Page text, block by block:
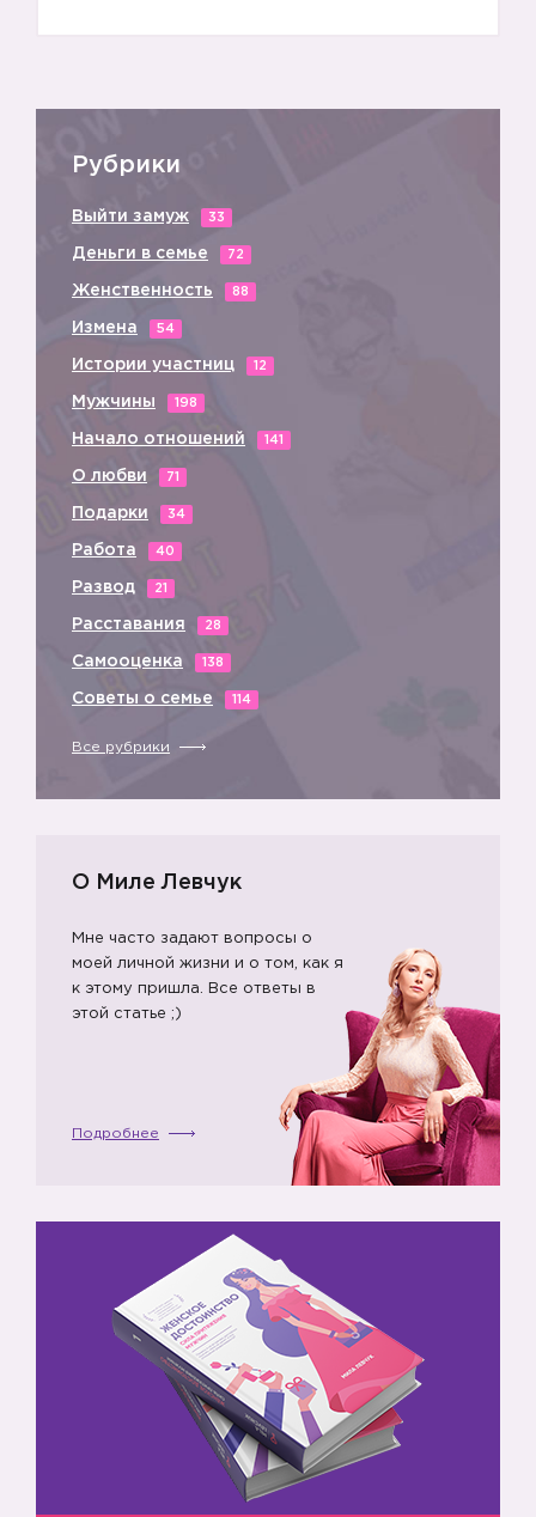
❤️
Рубрики
Выйти замуж 33
Деньги в семье 72
Женственность 88
Измена 54
Истории участниц 12
Мужчины 198
Начало отношений 141
О любви 71
Подарки 34
Работа 40
Развод 21
Расставания 28
Самооценка 138
Советы о семье 114
Все рубрики
О Миле Левчук
Мне часто задают вопросы о
моей личной жизни и о том, как я
к этому пришла. Все ответы в
этой статье ;)
Подробнее